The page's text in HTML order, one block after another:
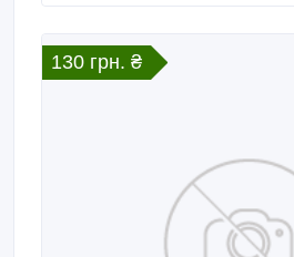
130 грн. ₴